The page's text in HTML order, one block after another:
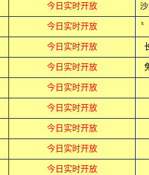
今日实时开放
今日实时开放
今日实时开放
今日实时开放
今日实时开放
今日实时开放
今日实时开放
今日实时开放
今日实时开放